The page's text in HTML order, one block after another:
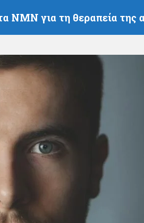
NMN για τη θεραπεία της